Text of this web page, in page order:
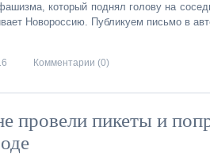
который поднял голову на
Новороссию. Публикуем письмо в
Комментарии (0)
провели пикеты и